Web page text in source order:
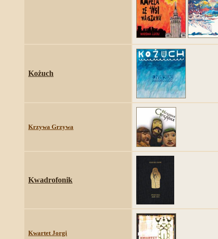
Kożuch
Krzywa Grzywa
Kwadrofonik
Kwartet Jorgi